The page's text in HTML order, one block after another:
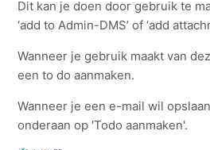
Categorieën in Admin-DMS
Hoe geeft Admin-DMS de
medewerkerslijst, externe
weer?
Dit kan je doen door gebruik te
‘add to Admin-DMS’ of ‘add
Wanneer je gebruik maakt van
een to do aanmaken.
Wanneer je een e-mail wil
onderaan op 'Todo aanmaken'.